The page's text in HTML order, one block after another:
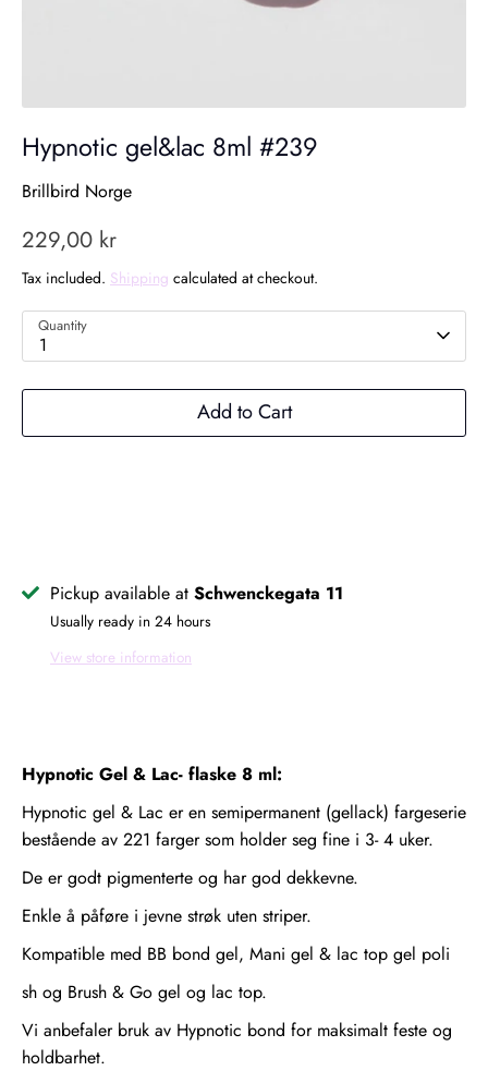
Hypnotic gel&lac 8ml #239
Brillbird Norge
229,00 kr
Tax included. Shipping calculated at checkout.
Quantity
1
Add to Cart
Pickup available at Schwenckegata 11
Usually ready in 24 hours
View store information
Hypnotic Gel & Lac- flaske 8 ml:
Hypnotic gel & Lac er en semipermanent (gellack) fargeserie
bestående av 221 farger som holder seg fine i 3- 4 uker.
De er godt pigmenterte og har god dekkevne.
Enkle å påføre i jevne strøk uten striper.
Kompatible med BB bond gel, Mani gel & lac top gel poli
sh og Brush & Go gel og lac top.
Vi anbefaler bruk av Hypnotic bond for maksimalt feste og
holdbarhet.